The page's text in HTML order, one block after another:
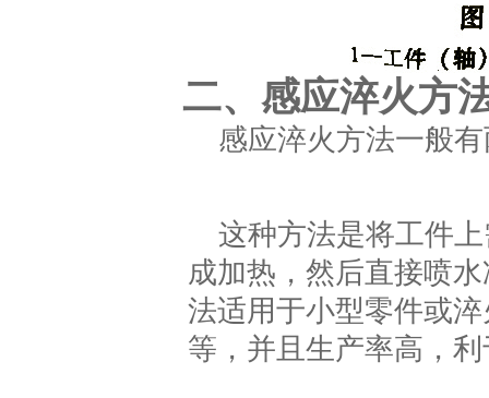
二、感应淬火方
感应淬火方法一般
这种方法是将工件
成加热，然后直接喷
法适用于小型零件或
等，并且生产率高，